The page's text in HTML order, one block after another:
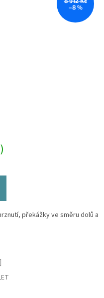
–8 %
překážky ve směru dolů a